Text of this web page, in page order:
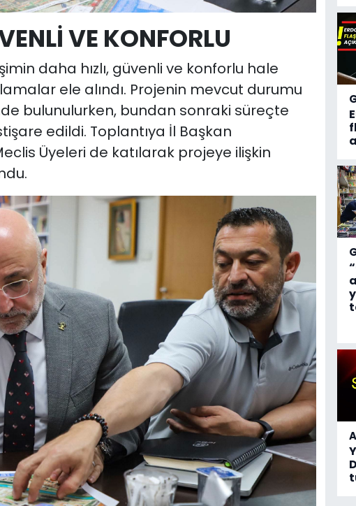
VE KONFORLU
daha hızlı, güvenli ve konforlu hale
ele alındı. Projenin mevcut durumu
bulunulurken, bundan sonraki süreçte
edildi. Toplantıya İl Başkan
Üyeleri de katılarak projeye ilişkin